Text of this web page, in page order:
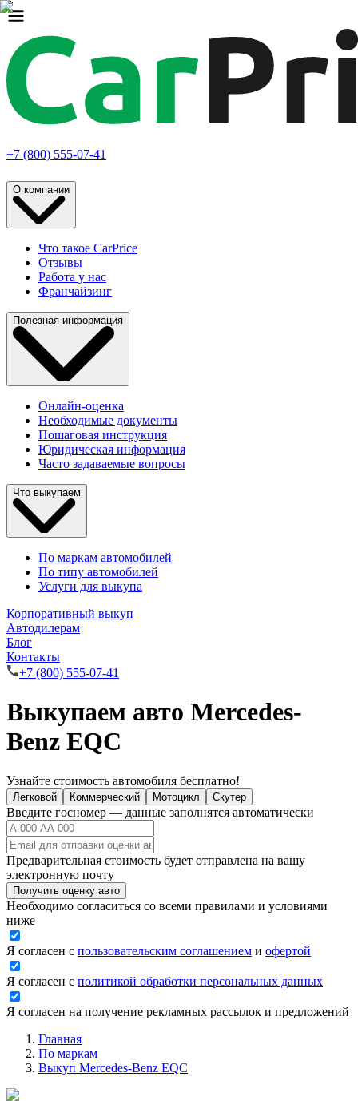
+7 (800) 555-07-41
О компании
Что такое CarPrice
Отзывы
Работа у нас
Франчайзинг
Полезная информация
Онлайн-оценка
Необходимые документы
Пошаговая инструкция
Юридическая информация
Часто задаваемые вопросы
Что выкупаем
По маркам автомобилей
По типу автомобилей
Услуги для выкупа
Корпоративный выкуп
Автодилерам
Блог
Контакты
+7 (800) 555-07-41
Выкупаем авто Mercedes-
Benz EQC
Узнайте стоимость автомобиля бесплатно!
Легковой Коммерческий Мотоцикл Скутер
Введите госномер — данные заполнятся автоматически
Предварительная стоимость будет отправлена на вашу
электронную почту
Получить оценку авто
Необходимо согласиться со всеми правилами и условиями
ниже
Я согласен с пользовательским соглашением и офертой
Я согласен с политикой обработки персональных данных
Я согласен на получение рекламных рассылок и предложений
Главная
По маркам
Выкуп Mercedes-Benz EQC